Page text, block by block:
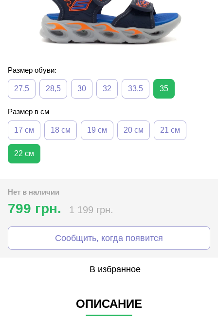
Размер обуви:
27,5 28,5 30 32 33,5 35
Размер в см
17 см 18 см 19 см 20 см 21 см
22 см
Нет в наличии
799 грн. 1 199 грн.
Сообщить, когда появится
В избранное
ОПИСАНИЕ